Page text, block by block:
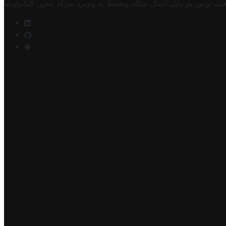
تونس هو دليل أعمال تملكه وتحتفظ به وتديره شركة مخزن التكنولوجيا